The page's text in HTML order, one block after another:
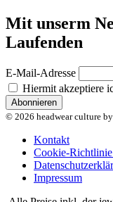
Mit unserm
Laufenden
E-Mail-Adresse
Hiermit akzeptiere
© 2026 headwear culture
Kontakt
Cookie-
Impressum